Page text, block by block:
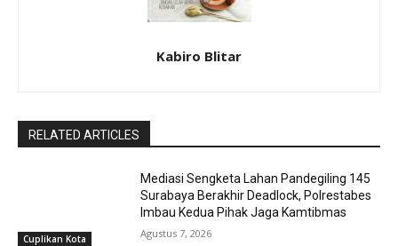
Kabiro Blitar
RELATED ARTICLES
Cuplikan Kota
Mediasi Sengketa Lahan Pandegiling 145
Surabaya Berakhir Deadlock, Polrestabes
Imbau Kedua Pihak Jaga Kamtibmas
Agustus 7, 2026